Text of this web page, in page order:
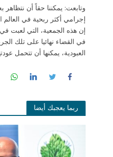
وتابعت: يمكننا حقاً أن نتظاهر
إجرامي أكثر ربحية في العالم
إن هذه الجمعية، التي لعبت
في القضاء نهائيا على تلك
العبودية، يمكنها أن تتحمل
ربما يعجبك أيضا